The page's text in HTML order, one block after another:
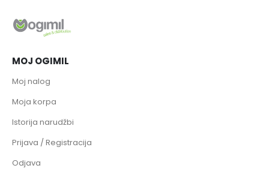
MOJ OGIMIL
Moj nalog
Moja korpa
Istorija narudžbi
Prijava / Registracija
Odjava